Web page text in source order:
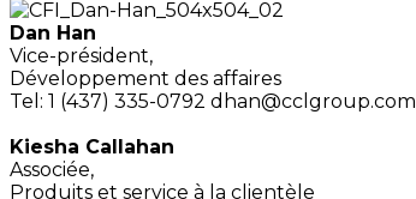
Dan Han
Vice-président,
Développement des affaires
Tel: 1 (437) 335-0792 dhan@cclgroup.com
Kiesha Callahan
Associée,
Produits et service à la clientèle